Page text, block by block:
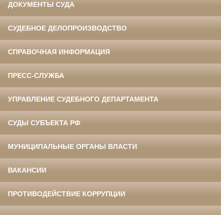
ДОКУМЕНТЫ СУДА
СУДЕБНОЕ ДЕЛОПРОИЗВОДСТВО
СПРАВОЧНАЯ ИНФОРМАЦИЯ
ПРЕСС-СЛУЖБА
УПРАВЛЕНИЕ СУДЕБНОГО ДЕПАРТАМЕНТА
СУДЫ СУБЪЕКТА РФ
МУНИЦИПАЛЬНЫЕ ОРГАНЫ ВЛАСТИ
ВАКАНСИИ
ПРОТИВОДЕЙСТВИЕ КОРРУПЦИИ